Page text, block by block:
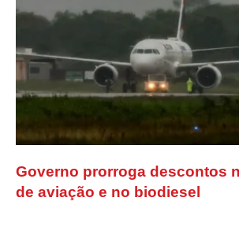
Governo prorroga descontos
de aviação e no biodiesel